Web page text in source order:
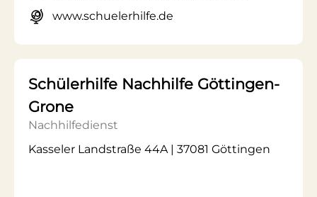
www.schuelerhilfe.de
Schülerhilfe Nachhilfe Göttingen-
Grone
Nachhilfedienst
Kasseler Landstraße 44A | 37081 Göttingen